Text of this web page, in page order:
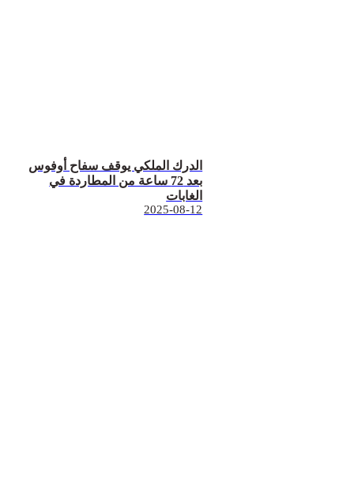
الدرك الملكي يوقف سفاح أوفوس
بعد 72 ساعة من المطاردة في
الغابات
2025-08-12